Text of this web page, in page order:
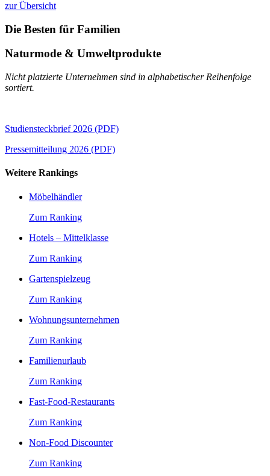
zur Übersicht
Die Besten für Familien
Naturmode & Umweltprodukte
Nicht platzierte Unternehmen sind in alphabetischer Reihenfolge
sortiert.
Studiensteckbrief 2026 (PDF)
Pressemitteilung 2026 (PDF)
Weitere Rankings
Möbelhändler
Zum Ranking
Hotels – Mittelklasse
Zum Ranking
Gartenspielzeug
Zum Ranking
Wohnungsunternehmen
Zum Ranking
Familienurlaub
Zum Ranking
Fast-Food-Restaurants
Zum Ranking
Non-Food Discounter
Zum Ranking